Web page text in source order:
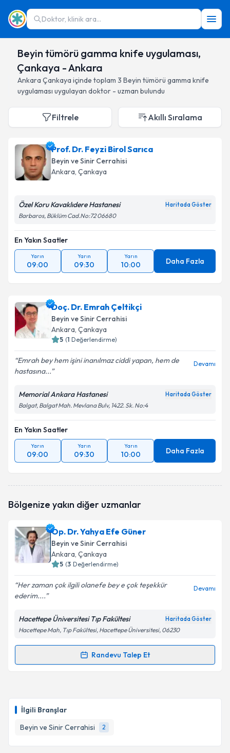
Doktor, klinik ara...
Beyin tümörü gamma knife uygulaması,
Çankaya - Ankara
Ankara Çankaya içinde toplam 3 Beyin tümörü gamma knife
uygulaması uygulayan doktor - uzman bulundu
İlgili Branşlar
Beyin ve Sinir Cerrahisi
2
Filtrele Akıllı Sıralama
Prof. Dr. Feyzi Birol Sarıca
Beyin ve Sinir Cerrahisi
Ankara, Çankaya
Özel Koru Kavaklıdere Hastanesi Haritada Göster
Barbaros, Büklüm Cad.No:72 06680
En Yakın Saatler
Yarın
09:00
Yarın
09:30
Yarın
10:00 Daha Fazla
Doç. Dr. Emrah Çeltikçi
Beyin ve Sinir Cerrahisi
Ankara, Çankaya
5 (1 Değerlendirme)
Emrah bey hem işini inanılmaz ciddi yapan, hem de
hastasına...
Devamı
Memorial Ankara Hastanesi Haritada Göster
Balgat, Balgat Mah. Mevlana Bulv, 1422. Sk. No:4
En Yakın Saatler
Yarın
09:00
Yarın
09:30
Yarın
10:00 Daha Fazla
Bölgenize yakın diğer uzmanlar
Op. Dr. Yahya Efe Güner
Beyin ve Sinir Cerrahisi
Ankara, Çankaya
5 (3 Değerlendirme)
Her zaman çok ilgili olanefe bey e çok teşekkür
ederim....
Devamı
Hacettepe Üniversitesi Tıp Fakültesi Haritada Göster
Hacettepe Mah, Tıp Fakültesi, Hacettepe Üniversitesi, 06230
Randevu Talep Et
Randevu Takvimi Talebi
takvim hazırlandığında e-posta ile bilgilendireceğiz.